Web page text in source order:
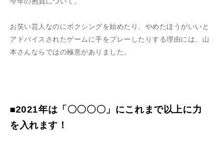
お笑い芸人なのにボクシングを始めたり、やめたほうがいいと
アドバイスされたゲームに手をプレーしたりする理由には、山
本さんならではの極意がありました。
■2021年は「〇〇〇〇」にこれまで以上に力
を入れます！